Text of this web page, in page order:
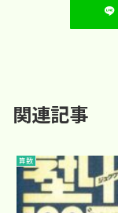
関連記事
算数